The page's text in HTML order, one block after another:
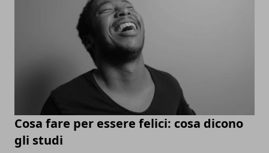
Cosa fare per essere felici: cosa dicono
gli studi